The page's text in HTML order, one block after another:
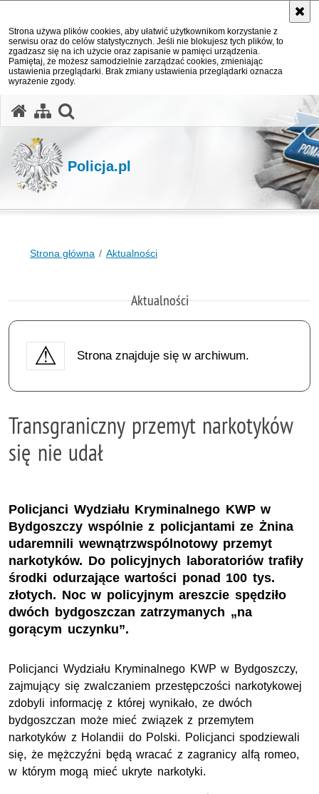
Strona używa plików cookies, aby ułatwić użytkownikom korzystanie z
serwisu oraz do celów statystycznych. Jeśli nie blokujesz tych plików, to
zgadzasz się na ich użycie oraz zapisanie w pamięci urządzenia.
Pamiętaj, że możesz samodzielnie zarządzać cookies, zmieniając
ustawienia przeglądarki. Brak zmiany ustawienia przeglądarki oznacza
wyrażenie zgody.
Policja.pl
Strona główna Aktualności
Aktualności
Strona znajduje się w archiwum.
Transgraniczny przemyt narkotyków
się nie udał
Policjanci Wydziału Kryminalnego KWP w
Bydgoszczy wspólnie z policjantami ze Żnina
udaremnili wewnątrzwspólnotowy przemyt
narkotyków. Do policyjnych laboratoriów trafiły
środki odurzające wartości ponad 100 tys.
złotych. Noc w policyjnym areszcie spędziło
dwóch bydgoszczan zatrzymanych „na
gorącym uczynku”.
Policjanci Wydziału Kryminalnego KWP w Bydgoszczy,
zajmujący się zwalczaniem przestępczości narkotykowej
zdobyli informację z której wynikało, ze dwóch
bydgoszczan może mieć związek z przemytem
narkotyków z Holandii do Polski. Policjanci spodziewali
się, że mężczyźni będą wracać z zagranicy alfą romeo,
w którym mogą mieć ukryte narkotyki.